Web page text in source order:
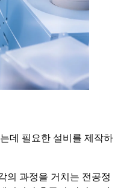
데 필요한 설비를 제작하
의 과정을 거치는 전공정